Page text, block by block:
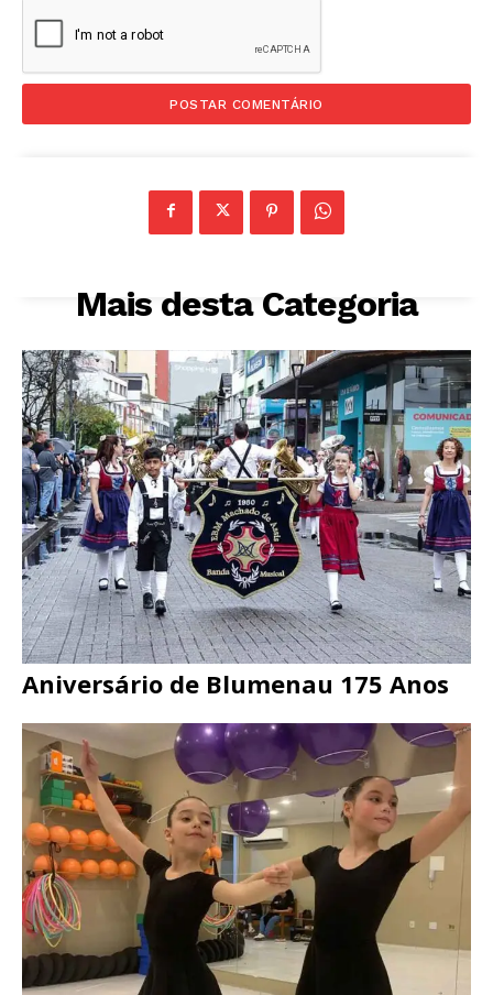
Mais desta Categoria
Aniversário de Blumenau 175 Anos